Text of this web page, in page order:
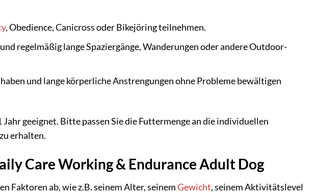
, Obedience, Canicross oder Bikejöring teilnehmen.
regelmäßig lange Spaziergänge, Wanderungen oder andere Outdoor-
und lange körperliche Anstrengungen ohne Probleme bewältigen
geeignet. Bitte passen Sie die Futtermenge an die individuellen
erhalten.
Care Working & Endurance Adult Dog
Faktoren ab, wie z.B. seinem Alter, seinemGewicht, seinem Aktivitätslevel